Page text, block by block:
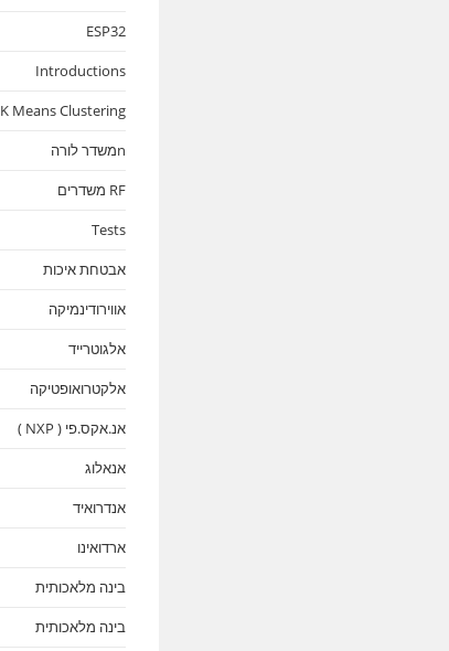
ESP32
Introductions
K Means Clustering
nמשדר לורה
RF משדרים
Tests
אבטחת איכות
אווירודינמיקה
אלגוטרייד
אלקטרואופטיקה
אנ.אקס.פי ( NXP )
אנאלוג
אנדרואיד
ארדואינו
בינה מלאכותית
בינה מלאכותית